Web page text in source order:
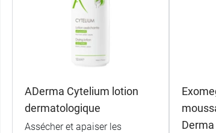
ADerma Cytelium lotion
dermatologique
Assécher et apaiser les
Derma